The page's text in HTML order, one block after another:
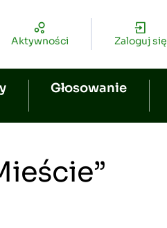
Aktywności Zaloguj się
Głosowanie